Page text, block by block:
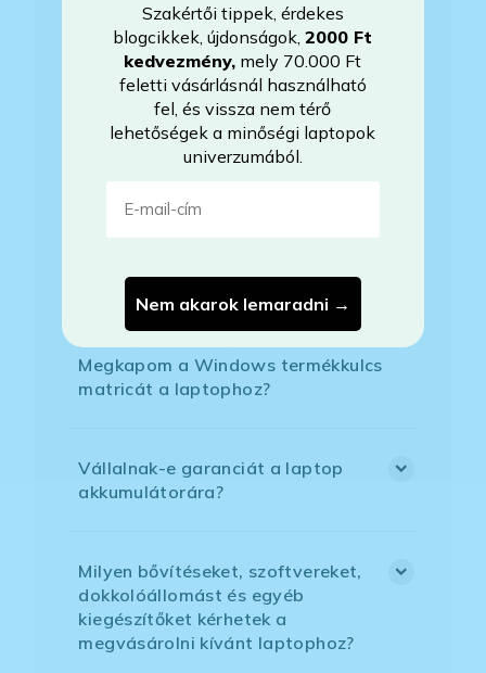
Bankkártyával tudok Önöknél
fizetni?
Hogyan tudom megrendelni a
kiszemelt laptopot?
Áfás számlát tudnak adni?
Mit jelent az, hogy Windows
Megkapom a Windows termékkulcs
matricát a laptophoz?
Vállalnak-e garanciát a laptop
akkumulátorára?
Milyen bővítéseket, szoftvereket,
dokkolóállomást és egyéb
kiegészítőket kérhetek a
megvásárolni kívánt laptophoz?
Szakértői tippek, érdekes
blogcikkek, újdonságok,2000 Ft
kedvezmény, mely 70.000 Ft
feletti vásárlásnál használható
fel, és vissza nem térő
lehetőségek a minőségi laptopok
univerzumából.
Nem akarok lemaradni →